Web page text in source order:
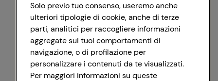
Registrati con Google
Solo previo tuo consenso, useremo anche
ulteriori tipologie di cookie, anche di terze
parti, analitici per raccogliere informazioni
aggregate sui tuoi comportamenti di
navigazione, o di profilazione per
personalizzare i contenuti da te visualizzati.
Per maggiori informazioni su queste